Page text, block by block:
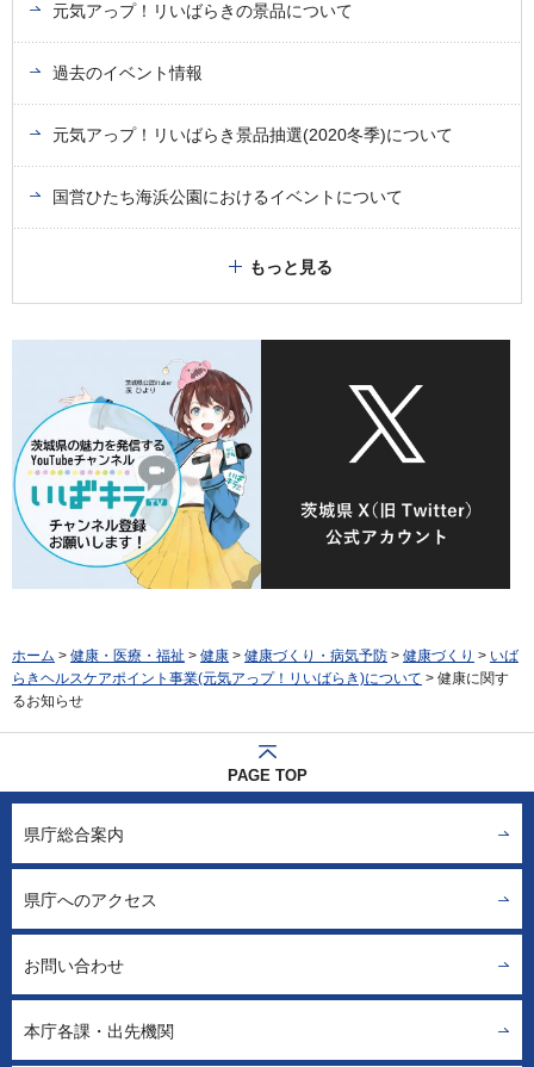
元気アっプ！リいばらきの景品について
過去のイベント情報
元気アっプ！リいばらき景品抽選(2020冬季)について
国営ひたち海浜公園におけるイベントについて
もっと見る
ホーム > 健康・医療・福祉 > 健康 > 健康づくり・病気予防 > 健康づくり > いば
らきヘルスケアポイント事業(元気アっプ！リいばらき)について > 健康に関す
るお知らせ
PAGE TOP
県庁総合案内
県庁へのアクセス
お問い合わせ
本庁各課・出先機関